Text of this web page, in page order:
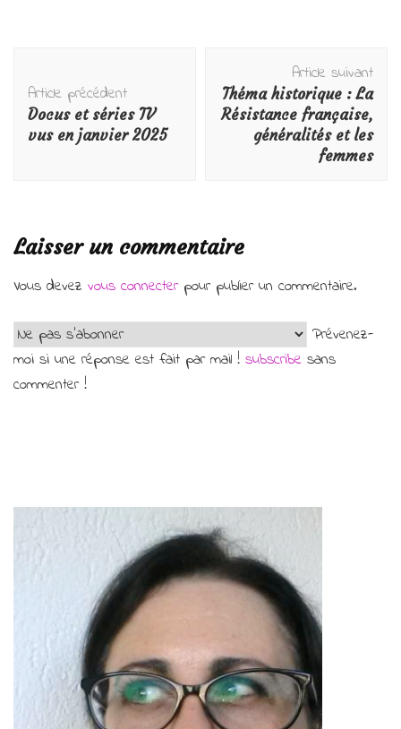
d'article
Article précédent
Docus et séries TV
vus en janvier 2025
Article suivant
Théma historique : La
Résistance française,
généralités et les
femmes
Laisser un commentaire
Vous devez vous connecterpour publier un commentaire.
Prévenez-
moi si une réponse est fait par mail ! subscribe sans
commenter !